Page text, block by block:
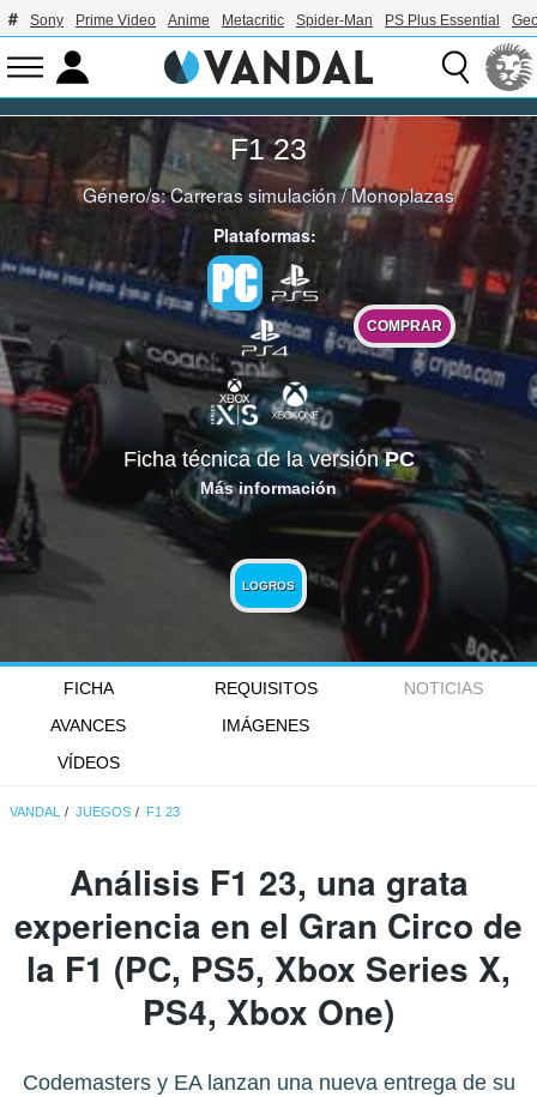
Sony Prime Video Anime Metacritic Spider-Man PS Plus Essential
F1 23
Género/s:Carreras simulación/Monoplazas
Plataformas:
COMPRAR
Ficha técnica de la versiónPC
Más información
LOGROS
FICHA REQUISITOS
NOTICIAS
AVANCES
IMÁGENES
VÍDEOS
VANDAL JUEGOS F1 23
Análisis F1 23, una grata
experiencia en el Gran Circo de
la F1 (PC, PS5, Xbox Series X,
PS4, Xbox One)
Codemasters y EA lanzan una nueva entrega de su